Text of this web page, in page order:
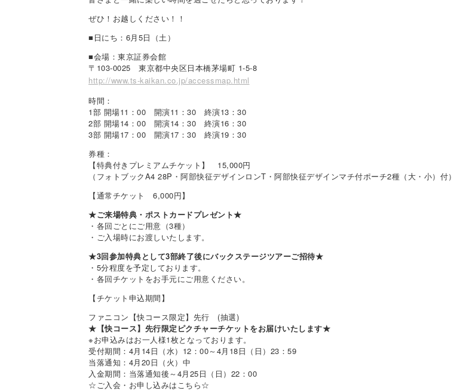
ぜひ！お越しください！！
■日にち：6月5日（土）
■会場：東京証券会館
〒103-0025 東京都中央区日本橋茅場町 1-5-8
http://www.ts-kaikan.co.jp/accessmap.html
時間：
1部 開場11：00 開演11：30 終演13：30
2部 開場14：00 開演14：30 終演16：30
3部 開場17：00 開演17：30 終演19：30
券種：
【特典付きプレミアムチケット】 15,000円
（フォトブックA4 28P・阿部快征デザインロンT・阿部快征デザインマチ付ポーチ2種（大・小）付）
【通常チケット 6,000円】
★ご来場特典・ポストカードプレゼント★
・各回ごとにご用意（3種）
・ご入場時にお渡しいたします。
★3回参加特典として3部終了後にバックステージツアーご招待★
・5分程度を予定しております。
・各回チケットをお手元にご用意ください。
【チケット申込期間】
ファニコン【快コース限定】先行 (抽選)
★【快コース】先行限定ピクチャーチケットをお届けいたします★
※お申込みはお一人様1枚となっております。
受付期間：4月14日（水）12：00～4月18日（日）23：59
当落通知：4月20日（火）中
入金期間：当落通知後～4月25日（日）22：00
☆ご入会・お申し込みはこちら☆